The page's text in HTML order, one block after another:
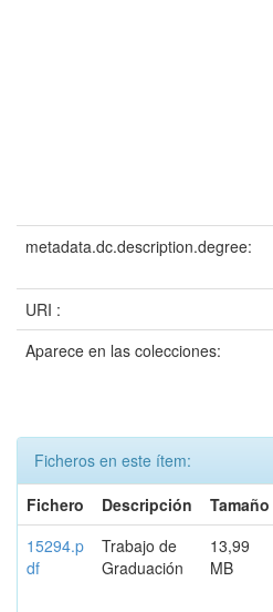
metadata.dc.description.degree:
URI :
Aparece en las colecciones:
Ficheros en este ítem:
Fichero
Descripción Tamaño
15294.p
df
Trabajo de
Graduación
13,99
MB